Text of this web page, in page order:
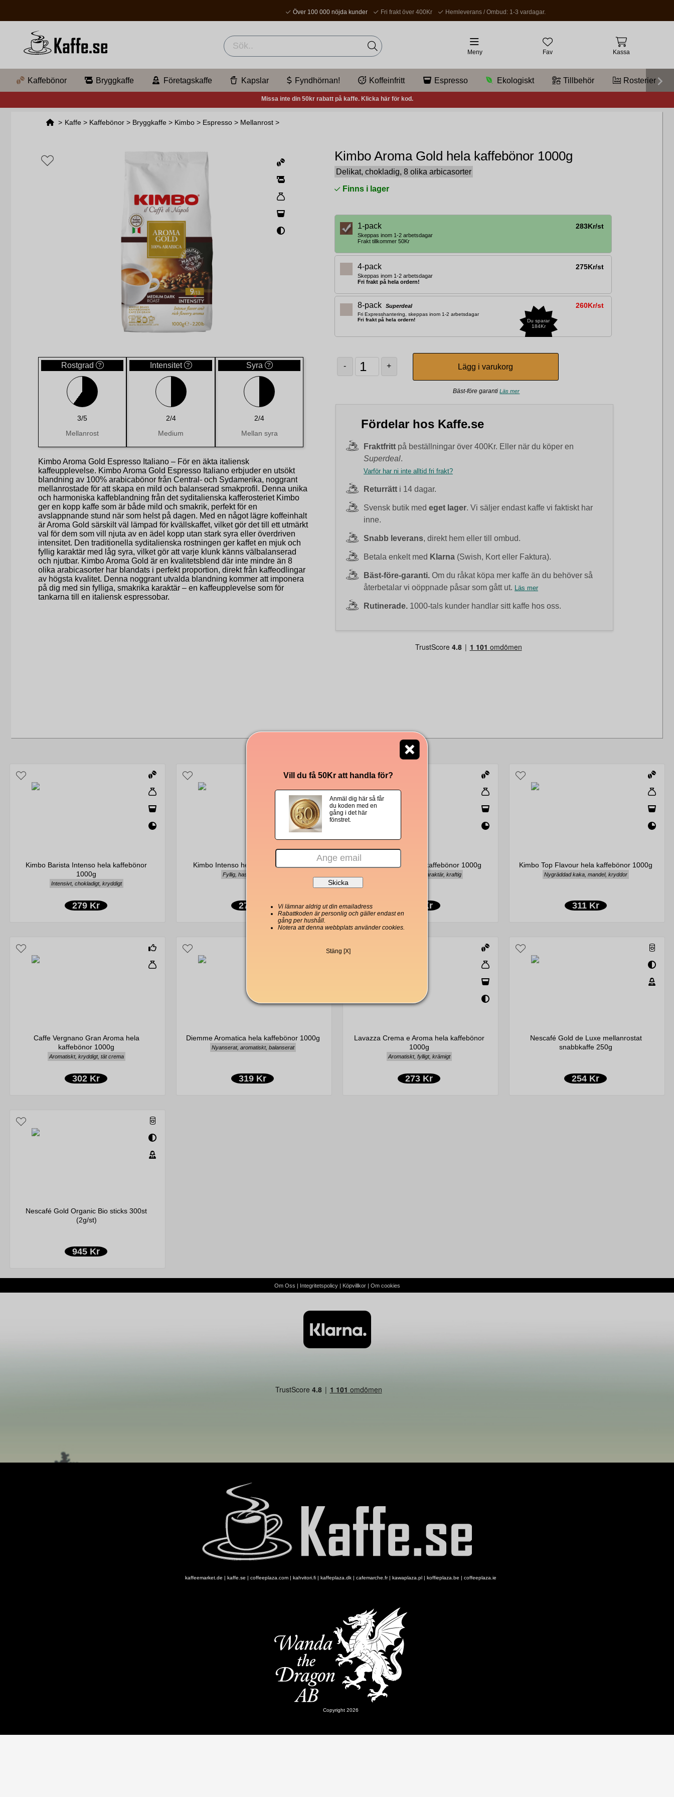
Över 100 000 nöjda kunder Fri frakt över 400Kr Hemleverans / Ombud: 1-3 vardagar.
Meny Fav Kassa
Kaffebönor Bryggkaffe Företagskaffe Kapslar Fyndhörnan! Koffeinfritt Espresso Ekologiskt Tillbehör Rosterier
Missa inte din 50kr rabatt på kaffe. Klicka här för kod.
> Kaffe > Kaffebönor > Bryggkaffe > Kimbo > Espresso > Mellanrost >
Rostgrad
3/5
Mellanrost
Intensitet
2/4
Medium
Syra
2/4
Mellan syra
Kimbo Aroma Gold Espresso Italiano – För en äkta italiensk
kaffeupplevelse. Kimbo Aroma Gold Espresso Italiano erbjuder en utsökt
blandning av 100% arabicabönor från Central- och Sydamerika, noggrant
mellanrostade för att skapa en mild och balanserad smakprofil. Denna unika
och harmoniska kaffeblandning från det syditalienska kafferosteriet Kimbo
ger en kopp kaffe som är både mild och smakrik, perfekt för en
avslappnande stund när som helst på dagen. Med en något lägre koffeinhalt
är Aroma Gold särskilt väl lämpad för kvällskaffet, vilket gör det till ett utmärkt
val för dem som vill njuta av en ädel kopp utan stark syra eller överdriven
intensitet. Den traditionella syditalienska rostningen ger kaffet en mjuk och
fyllig karaktär med låg syra, vilket gör att varje klunk känns välbalanserad
och njutbar. Kimbo Aroma Gold är en kvalitetsblend där inte mindre än 8
olika arabicasorter har blandats i perfekt proportion, direkt från kaffeodlingar
av högsta kvalitet. Denna noggrant utvalda blandning kommer att imponera
på dig med sin fylliga, smakrika karaktär – en kaffeupplevelse som för
tankarna till en italiensk espressobar.
Kimbo Aroma Gold hela kaffebönor 1000g
Delikat, chokladig, 8 olika arbicasorter
Finns i lager
1-pack 283Kr/st
Skeppas inom 1-2 arbetsdagar
Frakt tillkommer 50Kr
4-pack 275Kr/st
Skeppas inom 1-2 arbetsdagar
Fri frakt på hela ordern!
8-pack Superdeal 260Kr/st
Fri Expresshantering, skeppas inom 1-2 arbetsdagar
Fri frakt på hela ordern!
Du sparar
184Kr
- +
Bäst-före garantiLäs mer
Fördelar hos Kaffe.se
Fraktfrittpå beställningar över 400Kr. Eller när du köper en
Superdeal.
Varför har ni inte alltid fri frakt?
Returrätti 14 dagar.
Svensk butik med eget lager. Vi säljer endast kaffe vi faktiskt har
inne.
Snabb leverans, direkt hem eller till ombud.
Betala enkelt med Klarna(Swish, Kort eller Faktura).
Bäst-före-garanti.Om du råkat köpa mer kaffe än du behöver så
återbetalar vi oöppnade påsar som gått ut.
Läs mer
Rutinerade.1000-tals kunder handlar sitt kaffe hos oss.
Kimbo Barista Intenso hela kaffebönor
1000g
Intensivt, chokladigt, kryddigt
279 Kr
Kimbo Intenso hela kaffebönor 1000g
Fyllig, hasselnöt, intensiv
279 Kr
Kimbo Premium hela kaffebönor 1000g
Mörk choklad, maltkaraktär, kraftig
311 Kr
Kimbo Top Flavour hela kaffebönor 1000g
Nygräddad kaka, mandel, kryddor
311 Kr
Caffe Vergnano Gran Aroma hela
kaffebönor 1000g
Aromatiskt, kryddigt, tät crema
302 Kr
Diemme Aromatica hela kaffebönor 1000g
Nyanserat, aromatiskt, balanserat
319 Kr
Lavazza Crema e Aroma hela kaffebönor
1000g
Aromatiskt, fylligt, krämigt
273 Kr
Nescafé Gold de Luxe mellanrostat
snabbkaffe 250g
254 Kr
Nescafé Gold Organic Bio sticks 300st
(2g/st)
945 Kr
Om Oss | Integritetspolicy| Köpvillkor| Om cookies
kaffeemarket.de | kaffe.se | coffeeplaza.com | kahvitori.fi | kaffeplaza.dk | cafemarche.fr| kawaplaza.pl | koffieplaza.be | coffeeplaza.ie
Copyright 2026
Vill du få 50Kr att handla för?
Anmäl dig här så får
du koden med en
gång i det här
fönstret.
Vi lämnar aldrig ut din emailadress
Rabattkoden är personlig och gäller endast en
gång per hushåll.
Notera att denna webbplats använder cookies.
Stäng [X]